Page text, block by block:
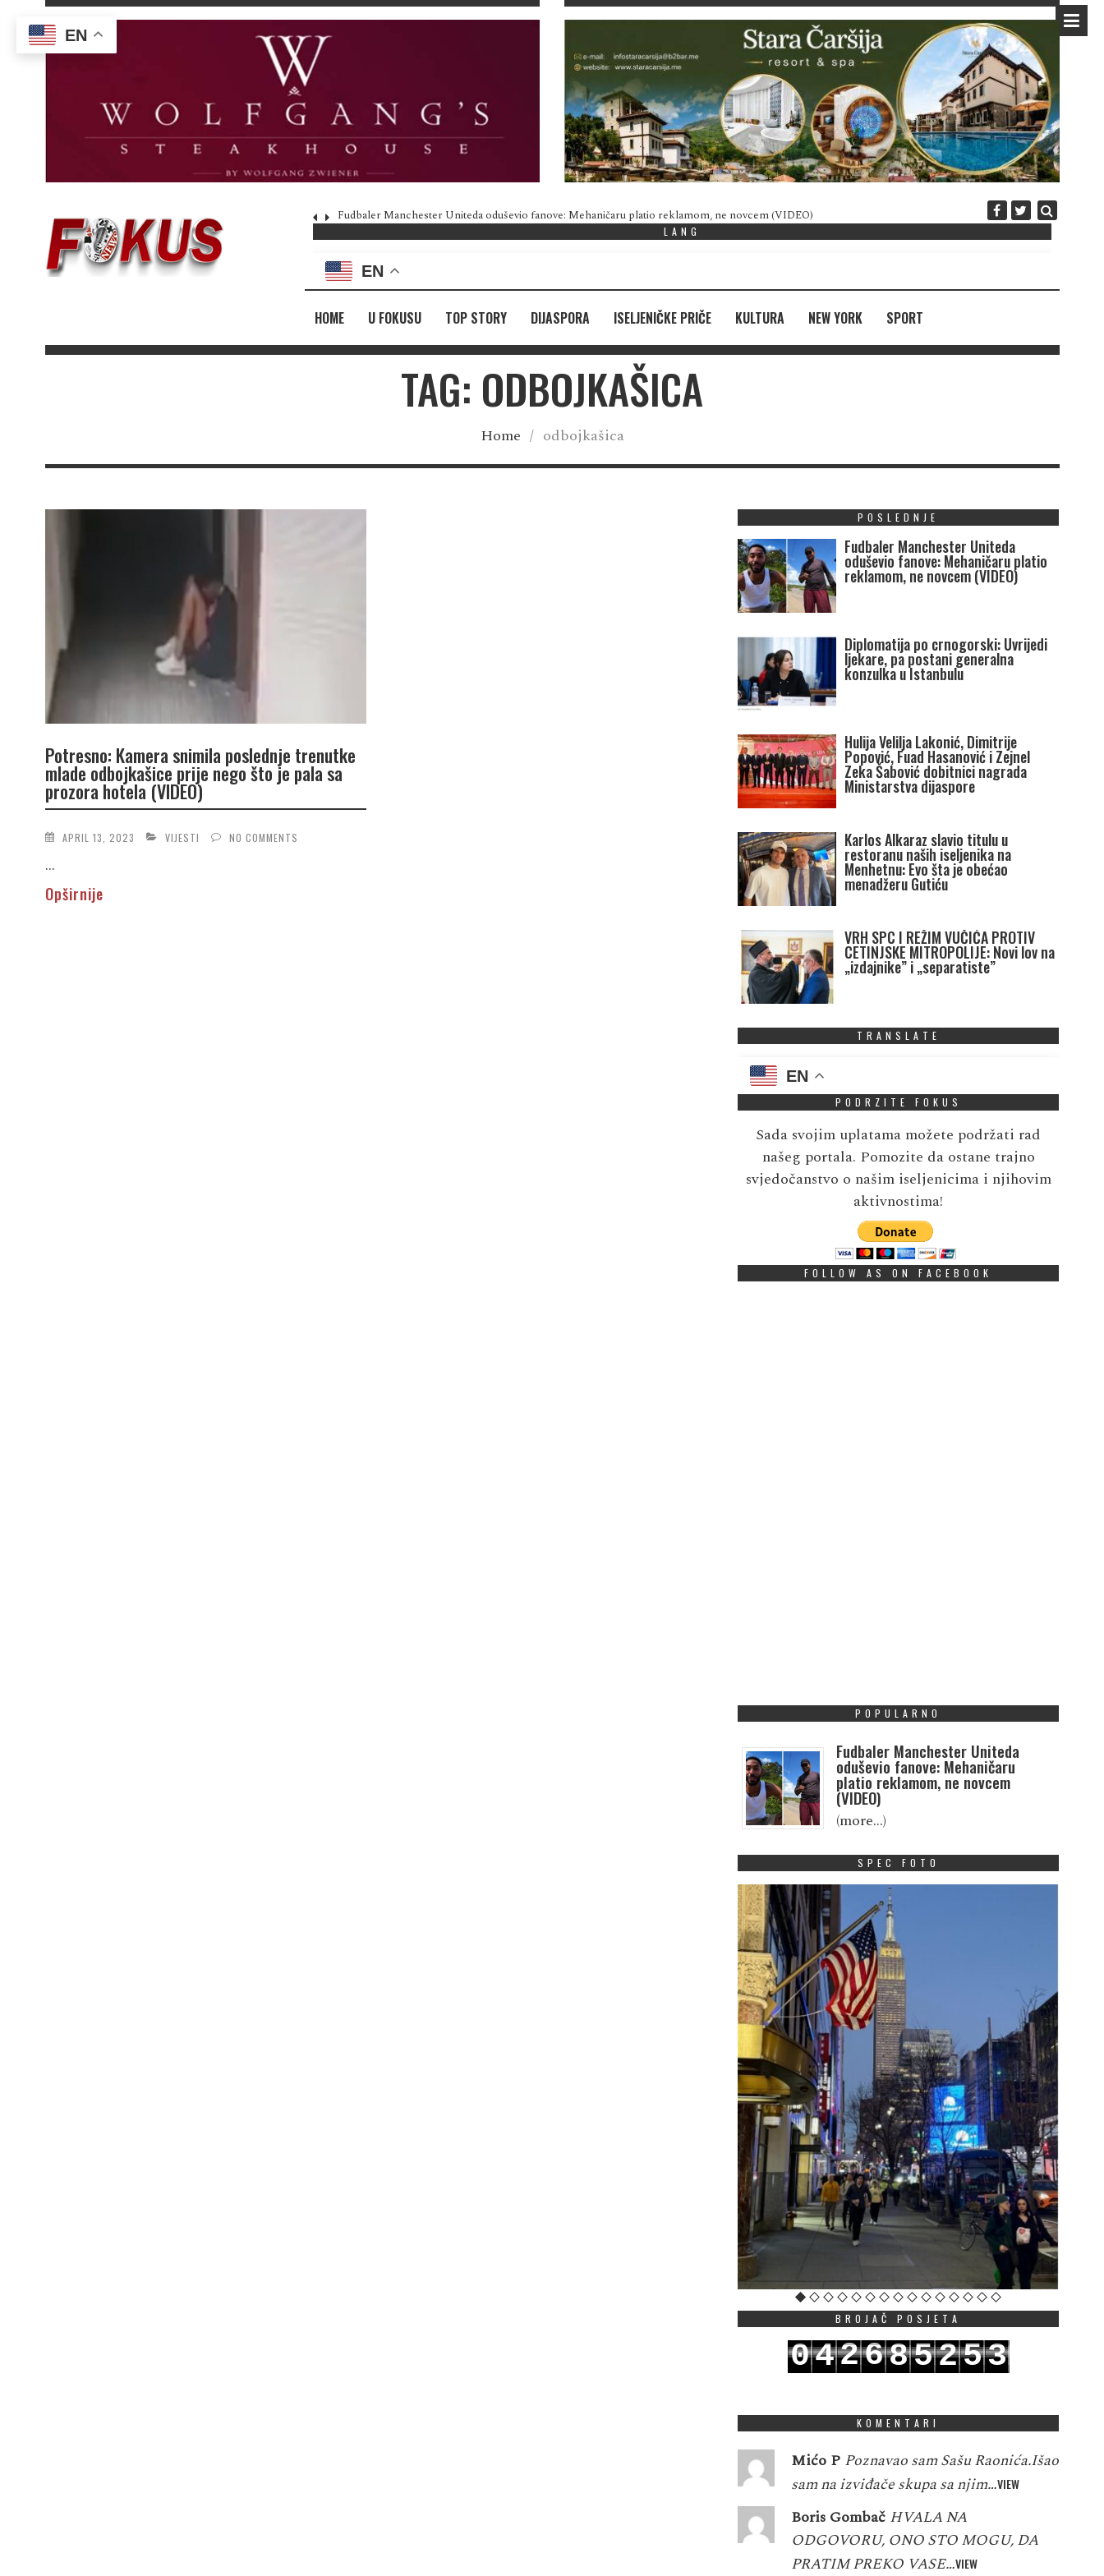
Fudbaler Manchester Uniteda oduševio fanove: Mehaničaru platio reklamom, ne novcem (VIDEO) Diplomatija po
LANG
EN
HOME U FOKUSU TOP STORY DIJASPORA ISELJENIČKE PRIČE KULTURA NEW YORK SPORT
TAG: ODBOJKAŠICA
Home / odbojkašica
Potresno: Kamera snimila poslednje trenutke
mlade odbojkašice prije nego što je pala sa
prozora hotela (VIDEO)
APRIL 13, 2023 VIJESTI NO COMMENTS
...
Opširnije
POSLEDNJE
Fudbaler Manchester Uniteda
oduševio fanove: Mehaničaru platio
reklamom, ne novcem (VIDEO)
Diplomatija po crnogorski: Uvrijedi
ljekare, pa postani generalna
konzulka u Istanbulu
Hulija Velilja Lakonić, Dimitrije
Popović, Fuad Hasanović i Zejnel
Zeka Šabović dobitnici nagrada
Ministarstva dijaspore
Karlos Alkaraz slavio titulu u
restoranu naših iseljenika na
Menhetnu: Evo šta je obećao
menadžeru Gutiću
VRH SPC I REŽIM VUČIĆA PROTIV
CETINJSKE MITROPOLIJE: Novi lov na
„izdajnike” i „separatiste”
TRANSLATE
EN
PODRZITE FOKUS
Sada svojim uplatama možete podržati rad
našeg portala. Pomozite da ostane trajno
svjedočanstvo o našim iseljenicima i njihovim
aktivnostima!
FOLLOW AS ON FACEBOOK
POPULARNO
Fudbaler Manchester Uniteda
oduševio fanove: Mehaničaru
platio reklamom, ne novcem
(VIDEO)
(more…)
SPEC FOTO
BROJAČ POSJETA
042685253
KOMENTARI
Mićo P Poznavao sam Sašu Raonića.Išao
sam na izviđače skupa sa njim…VIEW
Boris Gombač HVALA NA
ODGOVORU, ONO STO MOGU, DA
PRATIM PREKO VASE…VIEW
EN